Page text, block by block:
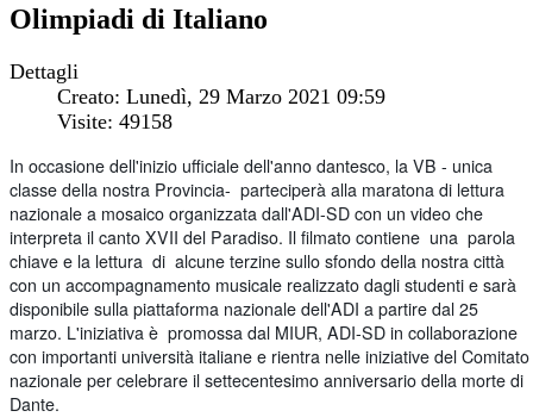
Olimpiadi di Italiano
Dettagli
Creato: Lunedì, 29 Marzo 2021 09:59
Visite: 49158
In occasione dell'inizio ufficiale dell'anno dantesco, la VB - unica
classe della nostra Provincia- parteciperà alla maratona di lettura
nazionale a mosaico organizzata dall'ADI-SD con un video che
interpreta il canto XVII del Paradiso. Il filmato contiene una parola
chiave e la lettura di alcune terzine sullo sfondo della nostra città
con un accompagnamento musicale realizzato dagli studenti e sarà
disponibile sulla piattaforma nazionale dell'ADI a partire dal 25
marzo. L'iniziativa è promossa dal MIUR, ADI-SD in collaborazione
con importanti università italiane e rientra nelle iniziative del Comitato
nazionale per celebrare il settecentesimo anniversario della morte di
Dante.